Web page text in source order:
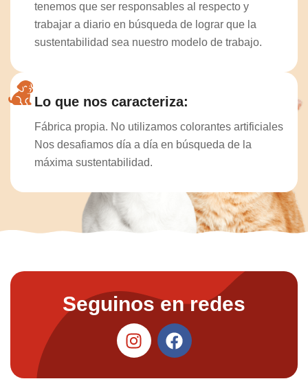
tenemos que ser responsables al respecto y
trabajar a diario en búsqueda de lograr que la
sustentabilidad sea nuestro modelo de trabajo.
Lo que nos caracteriza:
Fábrica propia. No utilizamos colorantes artificiales
Nos desafiamos día a día en búsqueda de la
máxima sustentabilidad.
Seguinos en redes